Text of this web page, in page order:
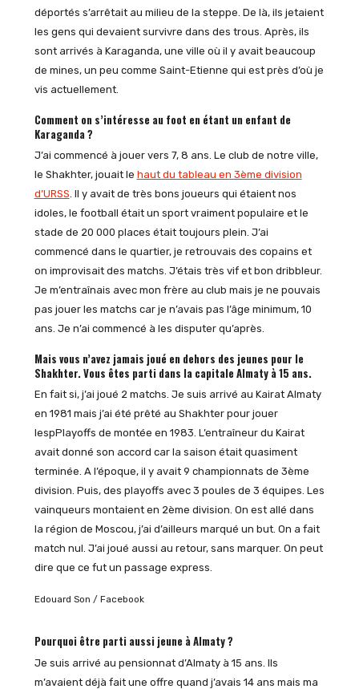
déportés s’arrêtait au milieu de la steppe. De là, ils jetaient
les gens qui devaient survivre dans des trous. Après, ils
sont arrivés à Karaganda, une ville où il y avait beaucoup
de mines, un peu comme Saint-Etienne qui est près d’où je
vis actuellement.
Comment on s’intéresse au foot en étant un enfant de
Karaganda ?
J’ai commencé à jouer vers 7, 8 ans. Le club de notre ville,
le Shakhter, jouait le haut du tableau en 3ème division
d’URSS. Il y avait de très bons joueurs qui étaient nos
idoles, le football était un sport vraiment populaire et le
stade de 20 000 places était toujours plein. J’ai
commencé dans le quartier, je retrouvais des copains et
on improvisait des matchs. J’étais très vif et bon dribbleur.
Je m’entraînais avec mon frère au club mais je ne pouvais
pas jouer les matchs car je n’avais pas l’âge minimum, 10
ans. Je n’ai commencé à les disputer qu’après.
Mais vous n’avez jamais joué en dehors des jeunes pour le
Shakhter. Vous êtes parti dans la capitale Almaty à 15 ans.
En fait si, j’ai joué 2 matchs. Je suis arrivé au Kairat Almaty
en 1981 mais j’ai été prêté au Shakhter pour jouer
lespPlayoffs de montée en 1983. L’entraîneur du Kairat
avait donné son accord car la saison était quasiment
terminée. A l’époque, il y avait 9 championnats de 3ème
division. Puis, des playoffs avec 3 poules de 3 équipes. Les
vainqueurs montaient en 2ème division. On est allé dans
la région de Moscou, j’ai d’ailleurs marqué un but. On a fait
match nul. J’ai joué aussi au retour, sans marquer. On peut
dire que ce fut un passage express.
Edouard Son / Facebook
Pourquoi être parti aussi jeune à Almaty ?
Je suis arrivé au pensionnat d’Almaty à 15 ans. Ils
m’avaient déjà fait une offre quand j’avais 14 ans mais ma